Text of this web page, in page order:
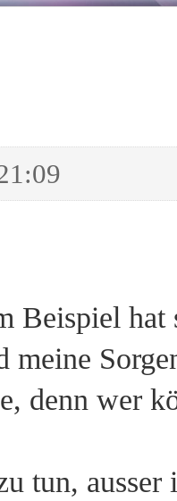
Beispiel
meine
denn wer
tun,